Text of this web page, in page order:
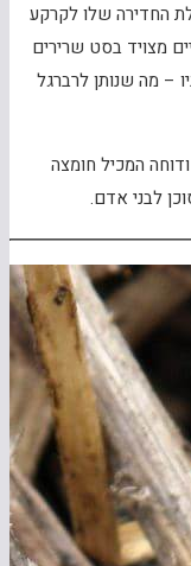
החדירה שלו לקרקע
מצויד בסט שרירים
– מה שנותן לרברגל
המכיל חומצה
לבני אדם.